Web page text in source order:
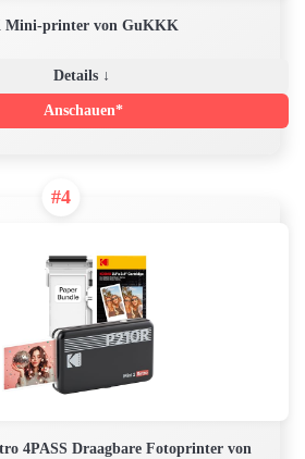
Mini-printer von GuKKK
Details ↓
Anschauen*
#4
4PASS Draagbare Fotoprinter von